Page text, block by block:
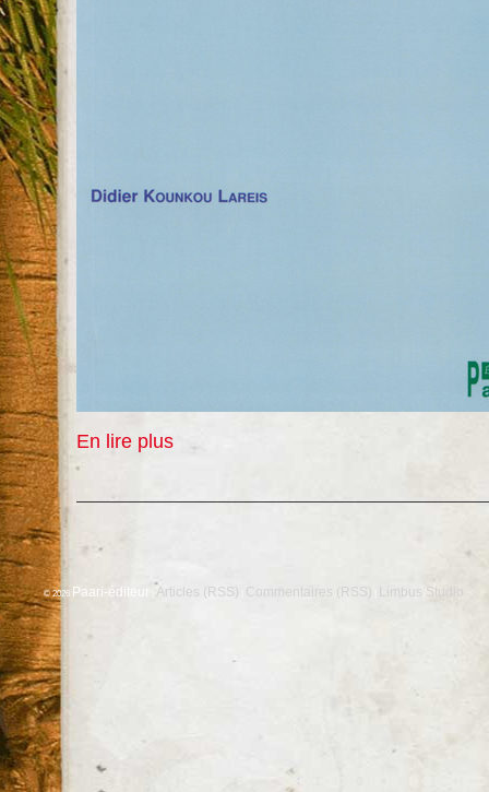
En lire plus
© 2026 Paari-éditeur Articles (RSS) Commentaires (RSS) Limbus Studio